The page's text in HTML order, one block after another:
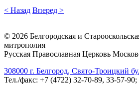
< Назад Вперед >
© 2026 Белгородская и
митрополия
Русская Православная Церковь
308000 г. Белгород, Свято-Троицкий
Тел./факс: +7 (4722) 32-70-89, 33-57-90;